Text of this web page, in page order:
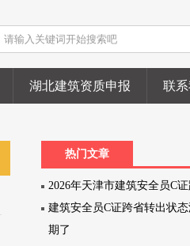
湖北建筑资质申报 联
热门文章
2026年天津市建筑安全员C
建筑安全员C证跨省转出状
期了